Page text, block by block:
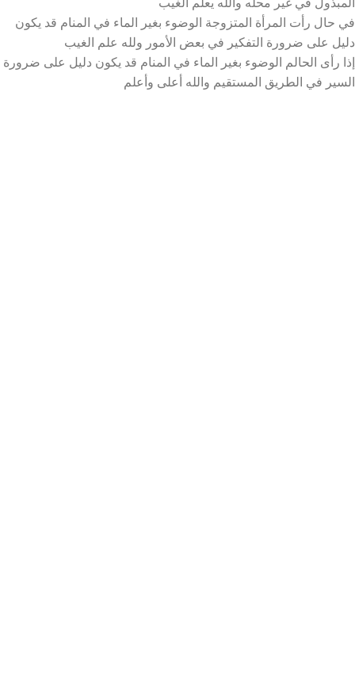
في حال رأت المرأة المتزوجة الوضوء بغير الماء في المنام قد يكون
دليل على ضرورة التفكير في بعض الأمور ولله علم الغيب
إذا رأى الحالم الوضوء بغير الماء في المنام قد يكون دليل على ضرورة
السير في الطريق المستقيم والله أعلى وأعلم